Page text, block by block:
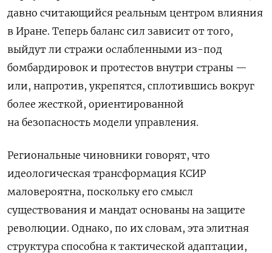
давно считающийся реальным центром влияния
в Иране. Теперь баланс сил зависит от того,
выйдут ли стражи ослабленными из-под ​
бомбардировок и протестов внутри страны —
или, напротив, укрепятся, сплотившись вокруг
более жесткой, ориентированной
на безопасность модели управления.
Региональные чиновники говорят, что
идеологическая трансформация КСИР
маловероятна, поскольку его смысл
существования и ‌мандат основаны на защите
революции. Однако, по их словам, эта элитная
структура способна к тактической адаптации,